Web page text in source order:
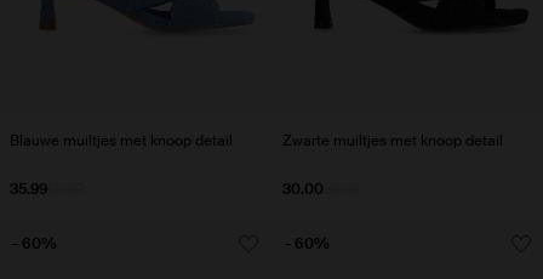
Blauwe muiltjes met knoop detail
35.99
Zwarte muiltjes met knoop detail
30.00
- 60% - 60%